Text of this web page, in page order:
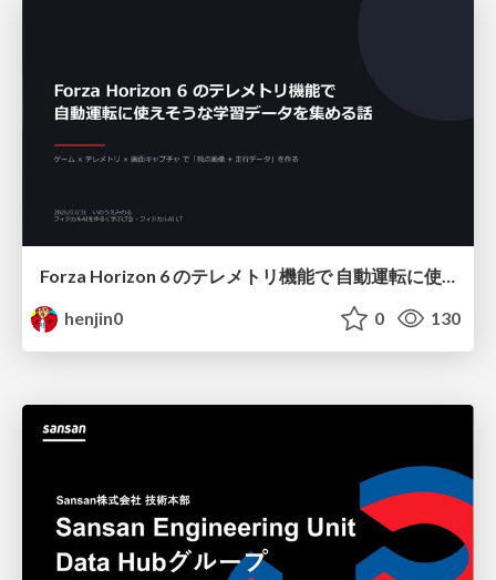
Forza Horizon 6 のテレメトリ機能で 自動運転に使えそうな学習データを集める話
henjin0
0 130